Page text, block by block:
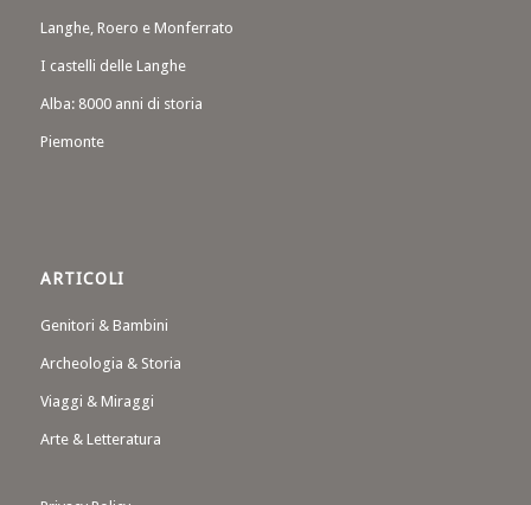
Langhe, Roero e Monferrato
I castelli delle Langhe
Alba: 8000 anni di storia
Piemonte
ARTICOLI
Genitori & Bambini
Archeologia & Storia
Viaggi & Miraggi
Arte & Letteratura